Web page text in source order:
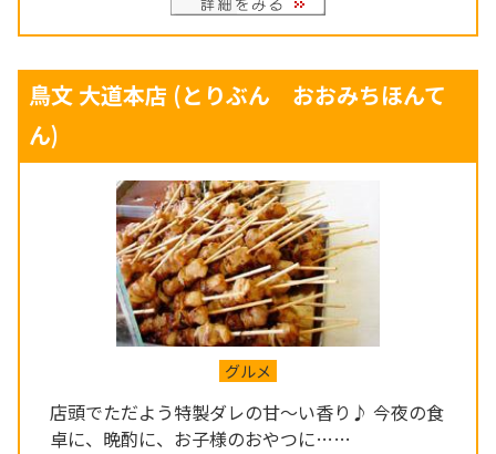
鳥文 大道本店 (とりぶん おおみちほんて
ん)
グルメ
店頭でただよう特製ダレの甘～い香り♪ 今夜の食
卓に、晩酌に、お子様のおやつに……